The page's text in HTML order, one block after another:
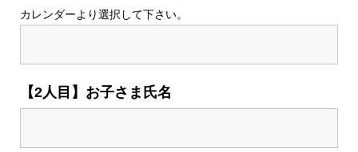
カレンダーより選択して下さい。
【2人目】お子さま氏名